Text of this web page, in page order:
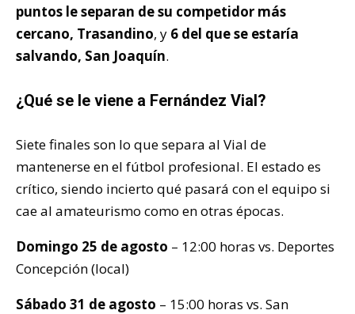
puntos le separan de su competidor más
cercano, Trasandino, y 6 del que se estaría
salvando, San Joaquín.
¿Qué se le viene a Fernández Vial?
Siete finales son lo que separa al Vial de
mantenerse en el fútbol profesional. El estado es
crítico, siendo incierto qué pasará con el equipo si
cae al amateurismo como en otras épocas.
Domingo 25 de agosto – 12:00 horas vs. Deportes
Concepción (local)
Sábado 31 de agosto – 15:00 horas vs. San